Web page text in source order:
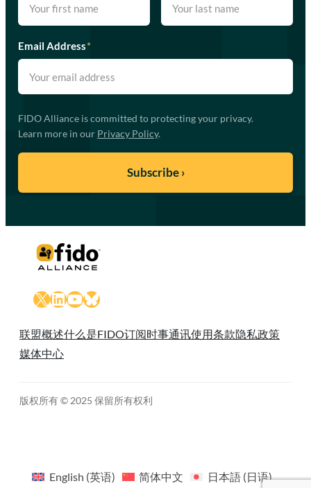
Email Address*
FIDO Alliance is committed to protecting your privacy.
Learn more in our Privacy Policy.
X LinkedIn
YouTube
Bluesky
联盟概述什么是FIDO订阅时事通讯使用条款隐私政策
媒体中心
版权所有 © 2025 保留所有权利
English (英语) 简体中文 日本語(日语)